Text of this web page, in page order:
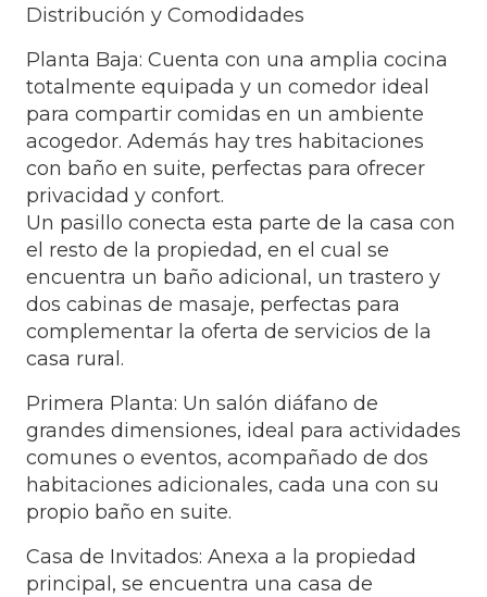
Distribución y Comodidades
Planta Baja: Cuenta con una amplia cocina
totalmente equipada y un comedor ideal
para compartir comidas en un ambiente
acogedor. Además hay tres habitaciones
con baño en suite, perfectas para ofrecer
privacidad y confort.
Un pasillo conecta esta parte de la casa con
el resto de la propiedad, en el cual se
encuentra un baño adicional, un trastero y
dos cabinas de masaje, perfectas para
complementar la oferta de servicios de la
casa rural.
Primera Planta: Un salón diáfano de
grandes dimensiones, ideal para actividades
comunes o eventos, acompañado de dos
habitaciones adicionales, cada una con su
propio baño en suite.
Casa de Invitados: Anexa a la propiedad
principal, se encuentra una casa de